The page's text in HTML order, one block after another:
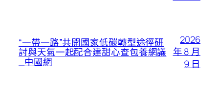
“一帶一路”共開國家低碳轉型途徑研
討與天氣一起配合建甜心查包養網議
_中國網
2026
年 8 月
9 日